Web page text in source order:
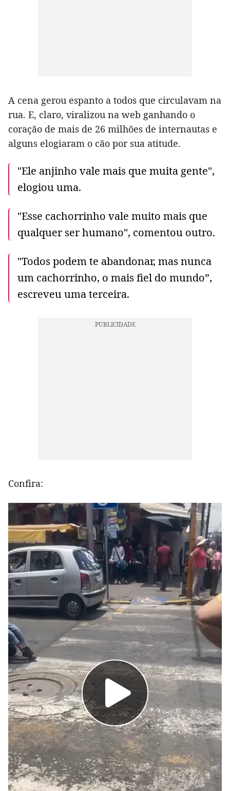
A cena gerou espanto a todos que circulavam na
rua. E, claro, viralizou na web ganhando o
coração de mais de 26 milhões de internautas e
alguns elogiaram o cão por sua atitude.
"Ele anjinho vale mais que muita gente",
elogiou uma.
"Esse cachorrinho vale muito mais que
qualquer ser humano", comentou outro.
"Todos podem te abandonar, mas nunca
um cachorrinho, o mais fiel do mundo”,
escreveu uma terceira.
Confira: